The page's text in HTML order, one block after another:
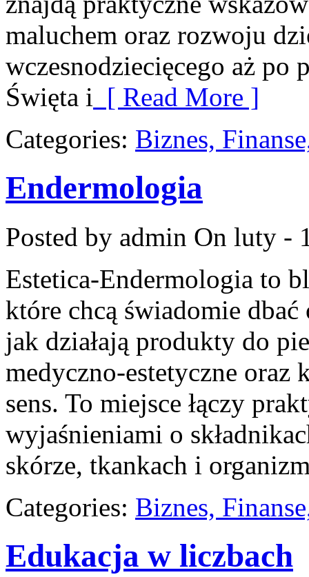
maluchem oraz rozwoju
wczesnodziecięcego aż po
Święta i [ Read More ]
Categories: Biznes,
Endermologia
Posted by admin On luty -
Estetica-Endermologia to
które chcą świadomie
jak działają produkty do
medyczno-estetyczne oraz
sens. To miejsce łączy
wyjaśnieniami o
skórze, tkankach i
Categories: Biznes,
Edukacja w liczbach